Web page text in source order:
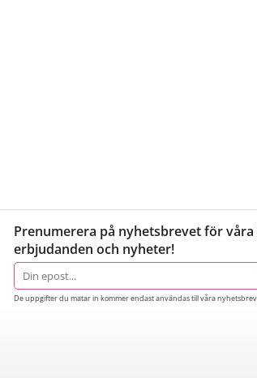
Prenumerera på nyhetsbrevet för våra
erbjudanden och nyheter!
E-
postadress
De uppgifter du matar in kommer endast användas till våra